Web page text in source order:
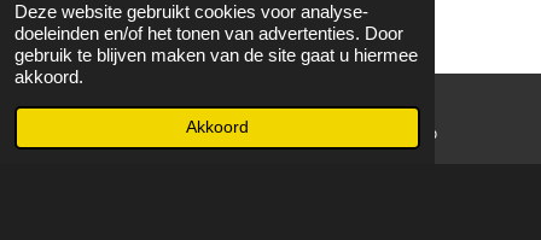
Deze website gebruikt cookies voor analyse-
doeleinden en/of het tonen van advertenties. Door
gebruik te blijven maken van de site gaat u hiermee
akkoord.
Akkoord WhatsApp